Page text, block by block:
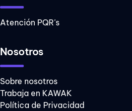
Atención PQR's
Nosotros
Sobre nosotros
Trabaja en KAWAK
Política de Privacidad